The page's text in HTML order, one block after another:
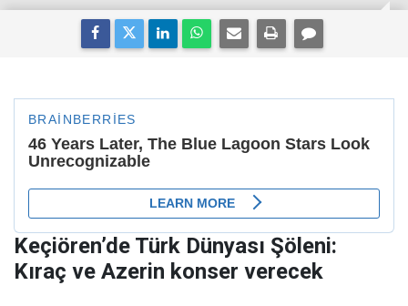
Keçiören’de Türk Dünyası Şöleni:
Kıraç ve Azerin konser verecek